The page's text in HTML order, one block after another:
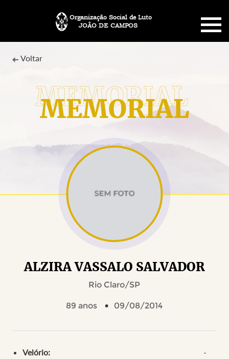
JOÃO DE CAMPOS
Organização Social de Luto
SOBRE NÓS
PLANO FUNERÁRIO
MENSAGENS
MEMORIAL
Voltar
ALZIRA VASSALO SALVADOR
Rio Claro/SP
89 anos 09/08/2014
Velório:
-